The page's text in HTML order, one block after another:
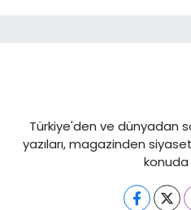
Türkiye'den ve dünyadan
yazıları, magazinden
konuda